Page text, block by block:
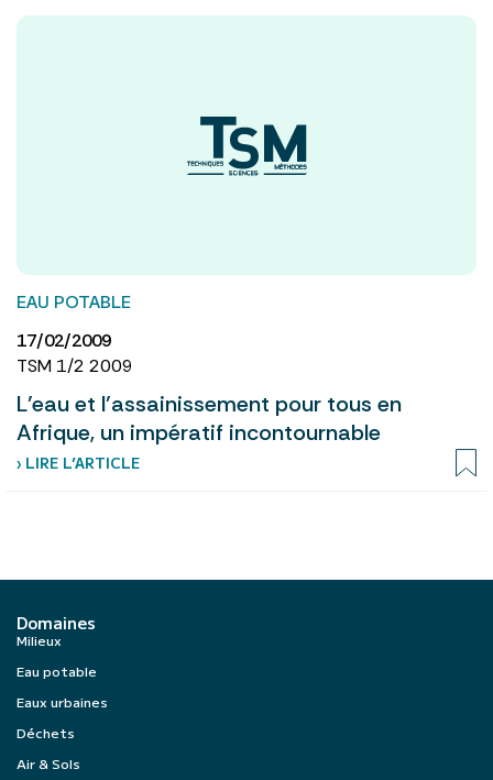
EAU POTABLE
17/02/2009
TSM 1/2 2009
L’eau et l’assainissement pour tous en
Afrique, un impératif incontournable
› LIRE L’ARTICLE
Domaines
Milieux
Eau potable
Eaux urbaines
Déchets
Air & Sols